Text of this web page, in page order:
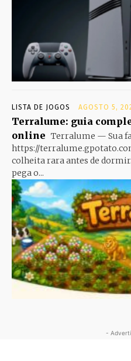
LISTA DE JOGOS AGOSTO 5,
Terralume: guia
online Terralume — Sua
https://
colheita rara antes de
pega o...
-